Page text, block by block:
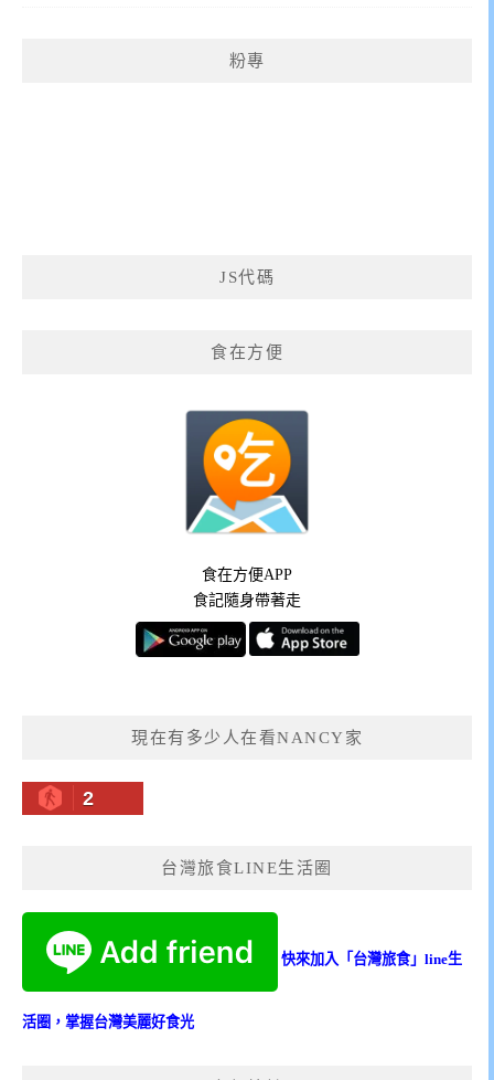
粉專
JS代碼
食在方便
食在方便APP
食記隨身帶著走
現在有多少人在看NANCY家
2
台灣旅食LINE生活圈
快來加入「台灣旅食」line生
活圈，掌握台灣美麗好食光